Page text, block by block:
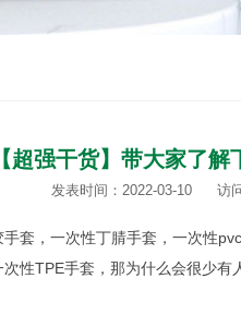
【超强干货】带大家了
发表时间：2022-03-10 访
，一次性丁腈手套，一次性
性TPE手套，那为什么会很少